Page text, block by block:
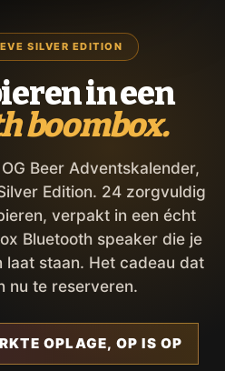
SILVER EDITION
in een
boombox.
Beer Adventskalender,
Edition. 24 zorgvuldig
verpakt in een écht
Bluetooth speaker die je
laat staan. Het cadeau dat
nu te reserveren.
OPLAGE, OP IS OP